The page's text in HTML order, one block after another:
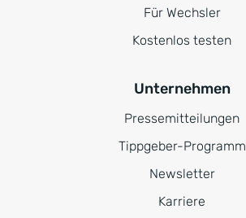
Für Wechsler
Kostenlos testen
Unternehmen
Pressemitteilungen
Tippgeber-Programm
Newsletter
Karriere